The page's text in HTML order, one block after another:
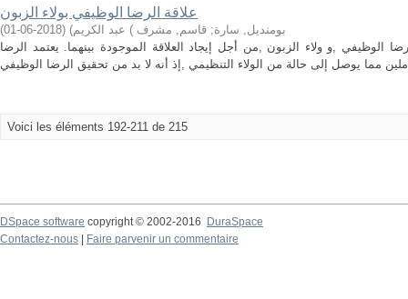
علاقة الرضا الوظيفي بولاء الزبون
بومنديل, سارة; قاسم, مشرف ) عبد الكريم) (
2018-06-01
)
الوظيفي ,و ولاء الزبون ,من أجل إيجاد العلاقة الموجودة بينهما. يعتمد الرضا
Voici les éléments 192-211 de 215
DSpace software copyright © 2002-2016
DuraSpace
Contactez-nous
Faire parvenir un commentaire